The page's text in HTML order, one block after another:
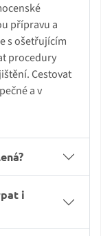
přípravu a
s ošetřujícím
procedury
Cestovat
a v
i